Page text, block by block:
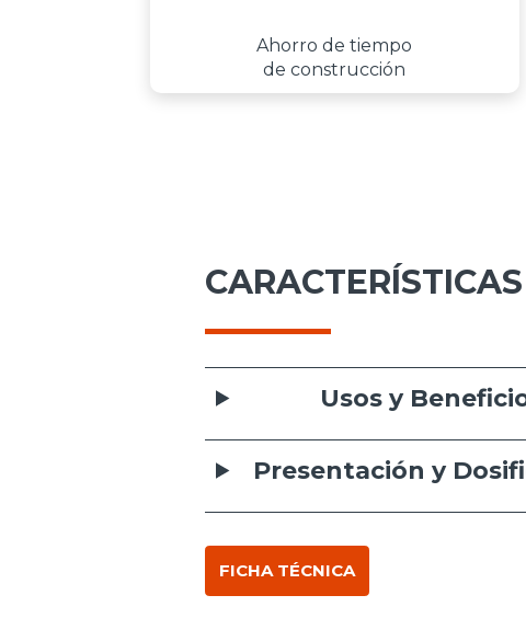
Ahorro de tiempo
de construcción
CARACTERÍSTICAS
Usos y
Presentación y
FICHA TÉCNICA